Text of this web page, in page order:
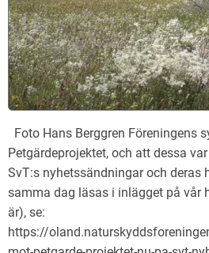
Foto Hans Berggren Föreningens
Petgärdeprojektet, och att dessa
SvT:s nyhetssändningar och deras
samma dag läsas i inlägget på vår
är), se:
https://